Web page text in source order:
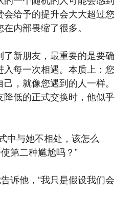
给予的提升会大大超过您
内部畏缩了很多。
新朋友，最重要的是要确
每一次相遇。本质上：您
，就像您遇到的人一样。
降低的正式交换时，他似乎
中与她不相处，该怎么
第二种尴尬吗？”
诉他，“我只是假设我们会